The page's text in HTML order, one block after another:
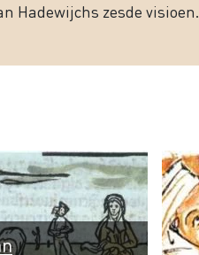
Hadewijchs zesde visioen.